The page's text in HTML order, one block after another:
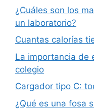
¿Cuáles son los
un laboratorio?
Cuantas calorías
La importancia de
colegio
Cargador tipo C:
¿Qué es una fosa